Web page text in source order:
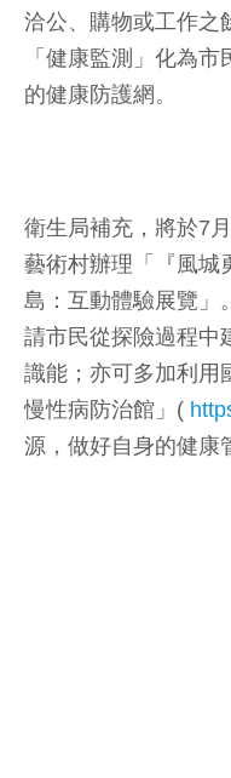
洽公、購物或工作之
「健康監測」化為
的健康防護網。
衛生局補充，將於7
藝術村辦理「『風城
島：互動體驗展覽」
請市民從探險過程中
識能；亦可多加利用
慢性病防治館」(
源，做好自身的健康